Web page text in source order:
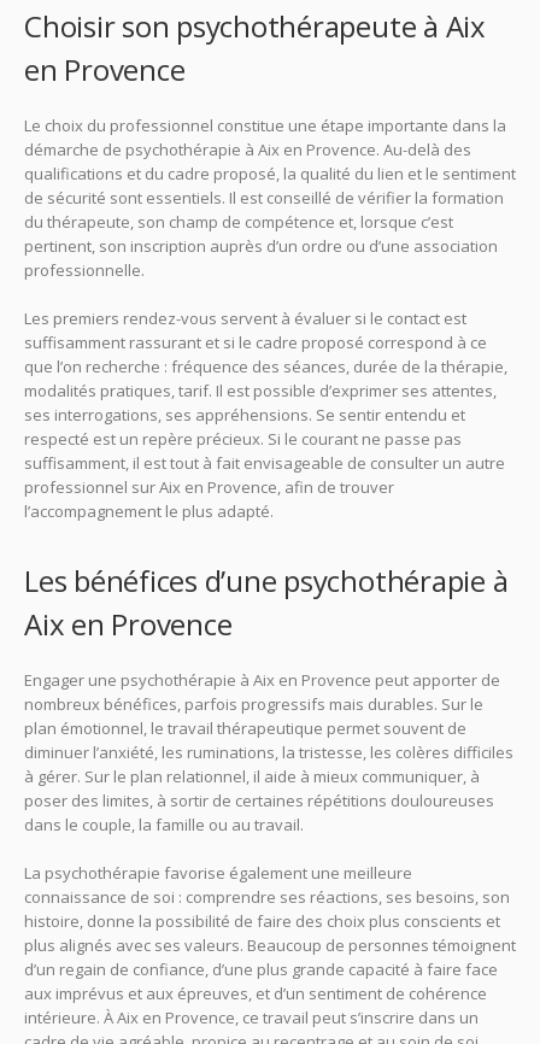
Choisir son psychothérapeute à Aix
en Provence
Le choix du professionnel constitue une étape importante dans la
démarche de psychothérapie à Aix en Provence. Au-delà des
qualifications et du cadre proposé, la qualité du lien et le sentiment
de sécurité sont essentiels. Il est conseillé de vérifier la formation
du thérapeute, son champ de compétence et, lorsque c’est
pertinent, son inscription auprès d’un ordre ou d’une association
professionnelle.
Les premiers rendez-vous servent à évaluer si le contact est
suffisamment rassurant et si le cadre proposé correspond à ce
que l’on recherche : fréquence des séances, durée de la thérapie,
modalités pratiques, tarif. Il est possible d’exprimer ses attentes,
ses interrogations, ses appréhensions. Se sentir entendu et
respecté est un repère précieux. Si le courant ne passe pas
suffisamment, il est tout à fait envisageable de consulter un autre
professionnel sur Aix en Provence, afin de trouver
l’accompagnement le plus adapté.
Les bénéfices d’une psychothérapie à
Aix en Provence
Engager une psychothérapie à Aix en Provence peut apporter de
nombreux bénéfices, parfois progressifs mais durables. Sur le
plan émotionnel, le travail thérapeutique permet souvent de
diminuer l’anxiété, les ruminations, la tristesse, les colères difficiles
à gérer. Sur le plan relationnel, il aide à mieux communiquer, à
poser des limites, à sortir de certaines répétitions douloureuses
dans le couple, la famille ou au travail.
La psychothérapie favorise également une meilleure
connaissance de soi : comprendre ses réactions, ses besoins, son
histoire, donne la possibilité de faire des choix plus conscients et
plus alignés avec ses valeurs. Beaucoup de personnes témoignent
d’un regain de confiance, d’une plus grande capacité à faire face
aux imprévus et aux épreuves, et d’un sentiment de cohérence
intérieure. À Aix en Provence, ce travail peut s’inscrire dans un